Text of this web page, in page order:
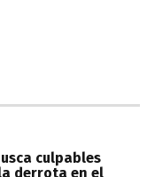
culpables
derrota en el